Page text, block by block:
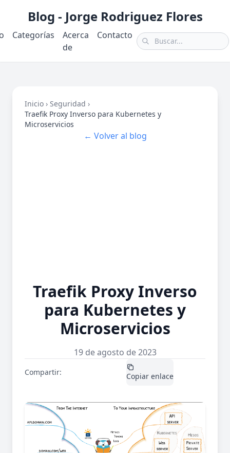
Blog - Jorge Rodriguez Flores
Categorías
Acerca
de
Contacto
Inicio › Seguridad ›
Traefik Proxy Inverso para Kubernetes y
Microservicios
← Volver al blog
Traefik Proxy Inverso
para Kubernetes y
Microservicios
19 de agosto de 2023
Compartir: Copiar enlace